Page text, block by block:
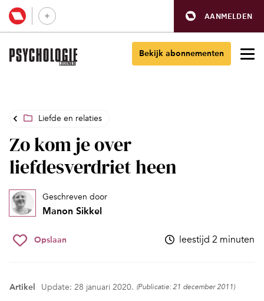
AANMELDEN
Bekijk abonnementen
Liefde en relaties
Zo kom je over
liefdesverdriet heen
Geschreven door
Manon Sikkel
Opslaan leestijd 2 minuten
Artikel Update: 28 januari 2020. (Publicatie: 21 december 2011)